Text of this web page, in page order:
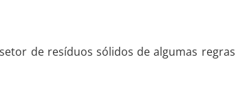
de resíduos sólidos de algumas regras